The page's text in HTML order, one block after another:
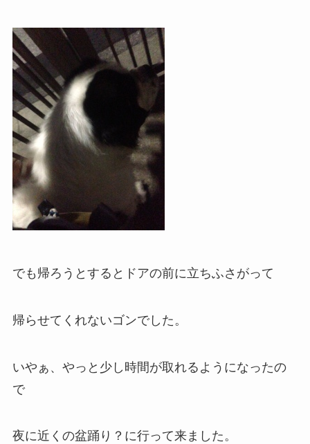
でも帰ろうとするとドアの前に立ちふさがって
帰らせてくれないゴンでした。
いやぁ、やっと少し時間が取れるようになったの
で
夜に近くの盆踊り？に行って来ました。